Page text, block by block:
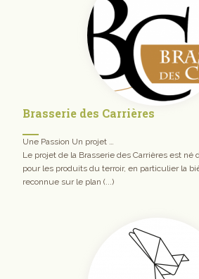
Brasserie des Carrières
Une Passion Un projet …
Le projet de la Brasserie des Carrières est né
pour les produits du terroir, en particulier la
reconnue sur le plan (...)